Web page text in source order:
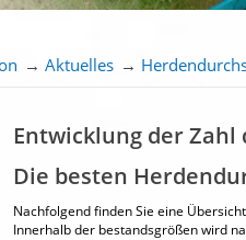
→Aktuelles →
Entwicklung der
Die besten
Nachfolgend finden Sie eine
Innerhalb der bestandsgrößen wird